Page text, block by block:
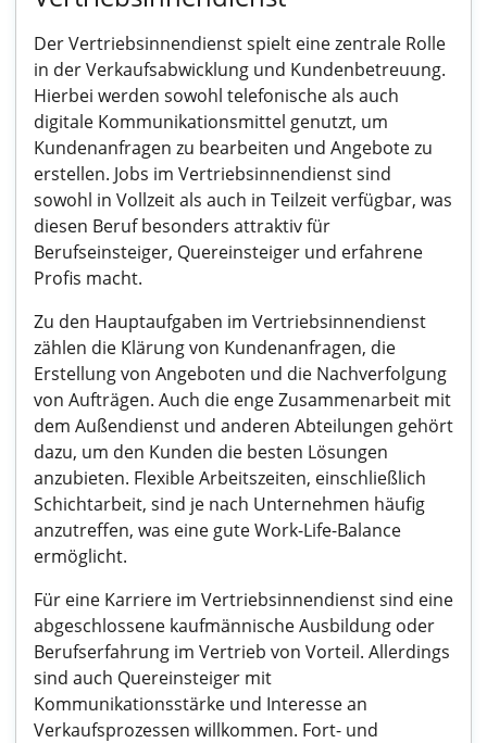
Der Vertriebsinnendienst spielt eine zentrale Rolle
in der Verkaufsabwicklung und Kundenbetreuung.
Hierbei werden sowohl telefonische als auch
digitale Kommunikationsmittel genutzt, um
Kundenanfragen zu bearbeiten und Angebote zu
erstellen. Jobs im Vertriebsinnendienst sind
sowohl in Vollzeit als auch in Teilzeit verfügbar, was
diesen Beruf besonders attraktiv für
Berufseinsteiger, Quereinsteiger und erfahrene
Profis macht.
Zu den Hauptaufgaben im Vertriebsinnendienst
zählen die Klärung von Kundenanfragen, die
Erstellung von Angeboten und die Nachverfolgung
von Aufträgen. Auch die enge Zusammenarbeit mit
dem Außendienst und anderen Abteilungen gehört
dazu, um den Kunden die besten Lösungen
anzubieten. Flexible Arbeitszeiten, einschließlich
Schichtarbeit, sind je nach Unternehmen häufig
anzutreffen, was eine gute Work-Life-Balance
ermöglicht.
Für eine Karriere im Vertriebsinnendienst sind eine
abgeschlossene kaufmännische Ausbildung oder
Berufserfahrung im Vertrieb von Vorteil. Allerdings
sind auch Quereinsteiger mit
Kommunikationsstärke und Interesse an
Verkaufsprozessen willkommen. Fort- und